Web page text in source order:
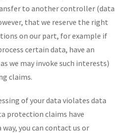
to another controller (data
that we reserve the right
on our part, for example if
certain data, have an
we may invoke such interests)
claims.
of your data violates data
protection claims have
you can contact us or